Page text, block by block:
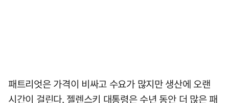
패트리엇은 가격이 비싸고 수요가 많지만 생산에 오랜
시간이 걸린다. 젤렌스키 대통령은 수년 동안 더 많은 패